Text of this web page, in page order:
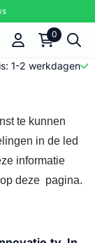
0
1-2 werkdagen
te kunnen
in de led
informatie
deze pagina.